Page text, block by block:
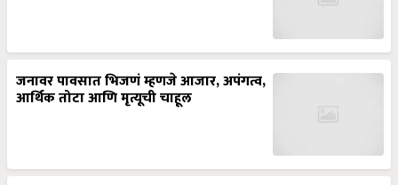
जनावर पावसात भिजणं म्हणजे आजार, अपंगत्व,
आर्थिक तोटा आणि मृत्यूची चाहूल